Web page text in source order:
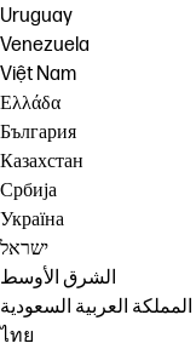
Uruguay
Venezuela
Việt Nam
Ελλάδα
България
Казахстан
Србија
Україна
ישראל
الشرق الأوسط
المملكة العربية السعودية
ไทย